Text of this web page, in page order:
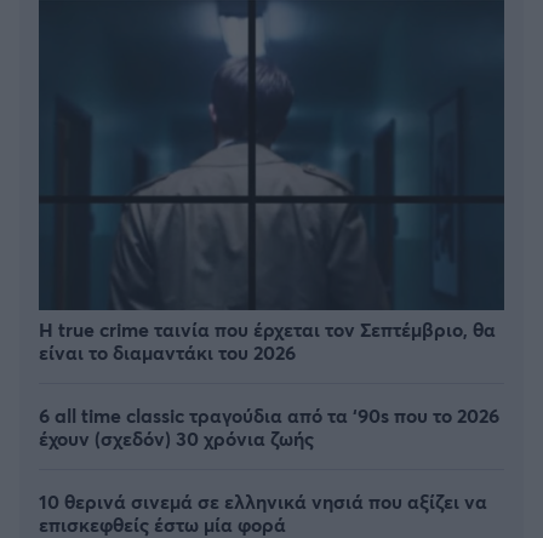
Η true crime ταινία που έρχεται τον Σεπτέμβριο, θα
είναι το διαμαντάκι του 2026
6 all time classic τραγούδια από τα ‘90s που το 2026
έχουν (σχεδόν) 30 χρόνια ζωής
10 θερινά σινεμά σε ελληνικά νησιά που αξίζει να
επισκεφθείς έστω μία φορά